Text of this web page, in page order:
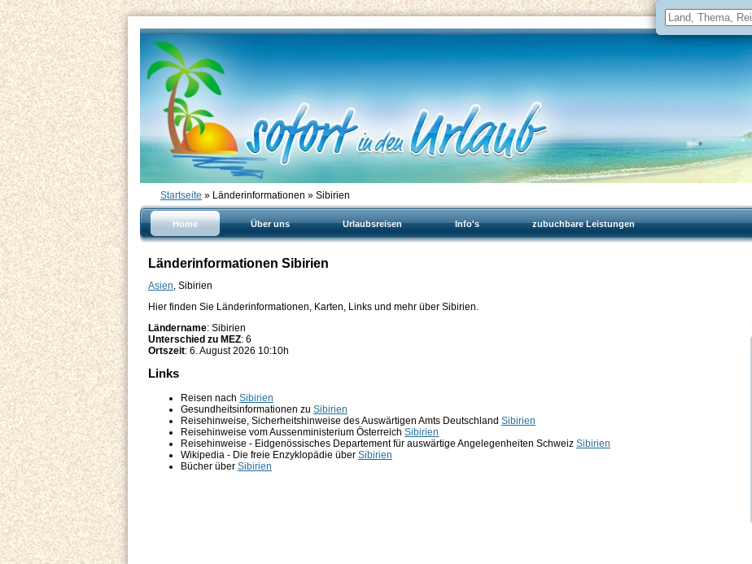
Startseite » Länderinformationen » Sibirien
Home Über uns Urlaubsreisen Info's zubuchbare Leistungen
Länderinformationen Sibirien
Asien , Sibirien
Hier finden Sie Länderinformationen, Karten, Links und mehr über Sibirien.
Ländername: Sibirien
Unterschied zu MEZ: 6
Ortszeit: 6. August 2026 10:10h
Links
Reisen nach Sibirien
Gesundheitsinformationen zu Sibirien
Reisehinweise, Sicherheitshinweise des Auswärtigen Amts Deutschland Sibirien
Reisehinweise vom Aussenministerium Österreich Sibirien
Reisehinweise - Eidgenössisches Departement für auswärtige Angelegenheiten Schweiz Sibirien
Wikipedia - Die freie Enzyklopädie über Sibirien
Bücher über Sibirien